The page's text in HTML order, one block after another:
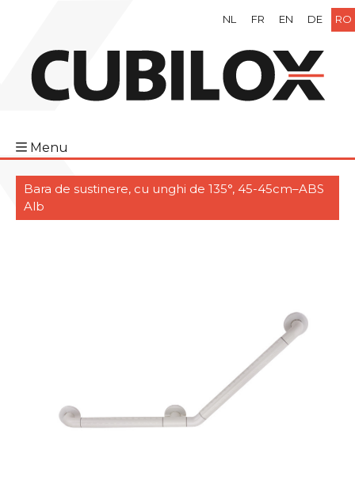
NL FR EN DE RO
Menu
Bara de sustinere, cu unghi de 135°, 45-45cm–ABS
Alb